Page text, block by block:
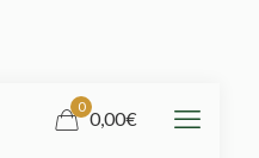
0
0,00€